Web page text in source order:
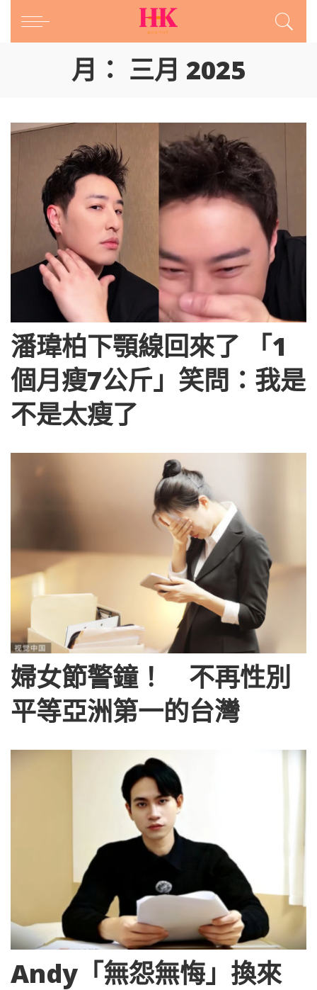
月： 三月 2025
潘瑋柏下顎線回來了 「1
個月瘦7公斤」笑問：我是
不是太瘦了
婦女節警鐘！ 不再性別
平等亞洲第一的台灣
Andy「無怨無悔」換來